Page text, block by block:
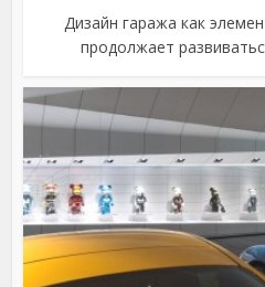
Дизайн гаража как
продолжает